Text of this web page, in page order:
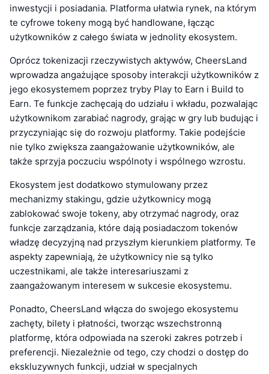
inwestycji i posiadania. Platforma ułatwia rynek, na którym
te cyfrowe tokeny mogą być handlowane, łącząc
użytkowników z całego świata w jednolity ekosystem.
Oprócz tokenizacji rzeczywistych aktywów, CheersLand
wprowadza angażujące sposoby interakcji użytkowników z
jego ekosystemem poprzez tryby Play to Earn i Build to
Earn. Te funkcje zachęcają do udziału i wkładu, pozwalając
użytkownikom zarabiać nagrody, grając w gry lub budując i
przyczyniając się do rozwoju platformy. Takie podejście
nie tylko zwiększa zaangażowanie użytkowników, ale
także sprzyja poczuciu wspólnoty i wspólnego wzrostu.
Ekosystem jest dodatkowo stymulowany przez
mechanizmy stakingu, gdzie użytkownicy mogą
zablokować swoje tokeny, aby otrzymać nagrody, oraz
funkcje zarządzania, które dają posiadaczom tokenów
władzę decyzyjną nad przyszłym kierunkiem platformy. Te
aspekty zapewniają, że użytkownicy nie są tylko
uczestnikami, ale także interesariuszami z
zaangażowanym interesem w sukcesie ekosystemu.
Ponadto, CheersLand włącza do swojego ekosystemu
zachęty, bilety i płatności, tworząc wszechstronną
platformę, która odpowiada na szeroki zakres potrzeb i
preferencji. Niezależnie od tego, czy chodzi o dostęp do
ekskluzywnych funkcji, udział w specjalnych